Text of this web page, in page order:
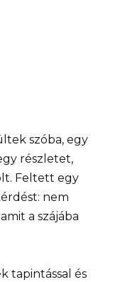
szóba, egy
részletet,
Feltett egy
nem
a szájába
tapintással és